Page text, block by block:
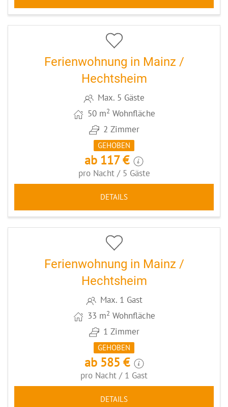
6 CODE: MZ044
Ferienwohnung in Mainz /
Hechtsheim
Max. 5 Gäste
50 m2 Wohnfläche
2 Zimmer
GEHOBEN
ab 117 €
pro Nacht / 5 Gäste
DETAILS
5 CODE: MZ058
Ferienwohnung in Mainz /
Hechtsheim
Max. 1 Gast
33 m2 Wohnfläche
1 Zimmer
GEHOBEN
ab 585 €
pro Nacht / 1 Gast
DETAILS